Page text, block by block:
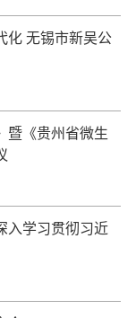
公
暨《贵州省微生
入学习贯彻习近